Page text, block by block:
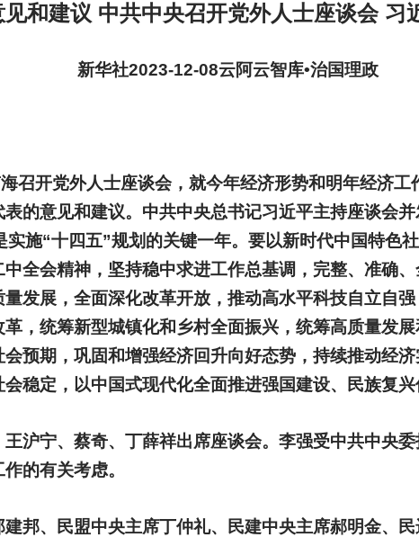
和建议 中共中央召开党外人士座谈会 习
新华社2023-12-08云阿云智库•治国理政
召开党外人士座谈会，就今年经济形势和明年经济
的意见和建议。中共中央总书记习近平主持座谈会
实施“十四五”规划的关键一年。要以新时代中国特色
全会精神，坚持稳中求进工作总基调，完整、准确
发展，全面深化改革开放，推动高水平科技自立自
，统筹新型城镇化和乡村全面振兴，统筹高质量发
预期，巩固和增强经济回升向好态势，持续推动经
稳定，以中国式现代化全面推进强国建设、民族复兴
沪宁、蔡奇、丁薛祥出席座谈会。李强受中共中央
的有关考虑。
邦、民盟中央主席丁仲礼、民建中央主席郝明金、